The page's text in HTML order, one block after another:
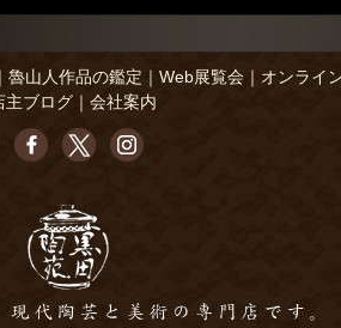
｜ 魯山人作品の鑑定 ｜ Web展覧会 ｜ オンライ
主ブログ ｜ 会社案内